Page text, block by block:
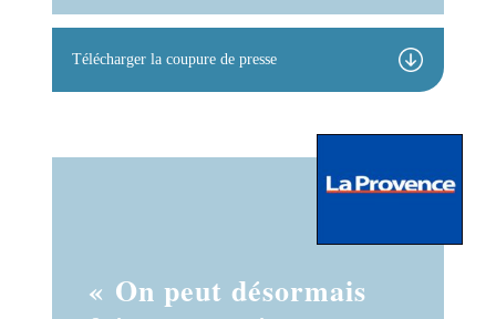
Télécharger la coupure de presse
« On peut désormais